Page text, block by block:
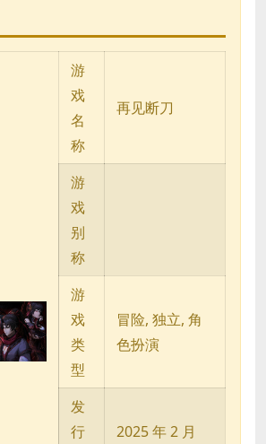
游
戏
名
称
再见断刀
游
戏
别
称
游
戏
类
型
冒险, 独立, 角
色扮演
发
行
2025 年 2 月